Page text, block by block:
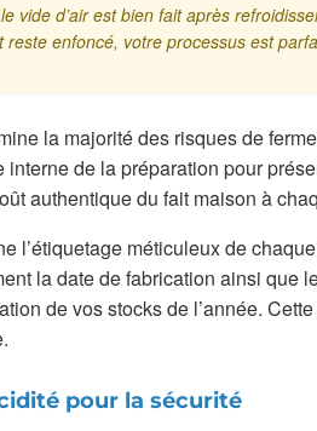
vide d’air est bien fait après
reste enfoncé, votre processus est
la majorité des risques de
de la préparation pour
authentique du fait maison à
l’étiquetage méticuleux de
la date de fabrication ainsi que
de vos stocks de l’année.
pour la sécurité